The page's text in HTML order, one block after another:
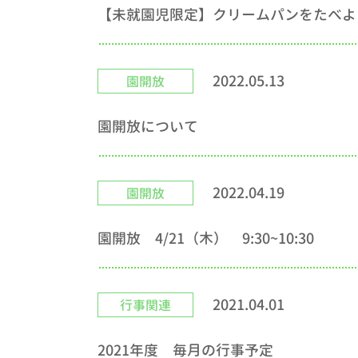
【未就園児限定】クリームパンをたべ
園開放 2022.05.13
園開放について
園開放 2022.04.19
園開放 4/21（木） 9:30~10:30
行事関連 2021.04.01
2021年度 毎月の行事予定